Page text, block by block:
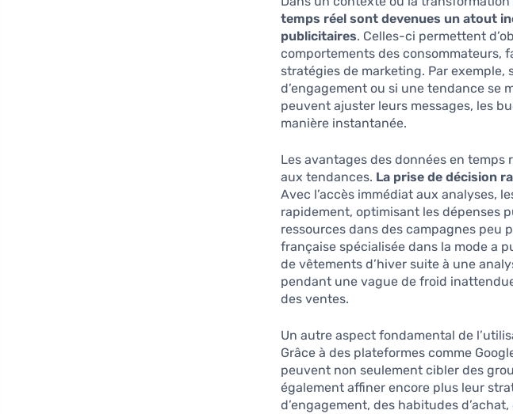
temps réel sont devenues un atout
publicitaires. Celles-ci permettent
comportements des consommateurs,
stratégies de marketing. Par
d’engagement ou si une tendance se
peuvent ajuster leurs messages, les
manière instantanée.
Les avantages des données en
aux tendances. La prise de décision
Avec l’accès immédiat aux analyses,
rapidement, optimisant les dépenses
ressources dans des campagnes peu
française spécialisée dans la mode a
de vêtements d’hiver suite à une
pendant une vague de froid
des ventes.
Un autre aspect fondamental de
Grâce à des plateformes comme
peuvent non seulement cibler des
également affiner encore plus leur
d’engagement, des habitudes